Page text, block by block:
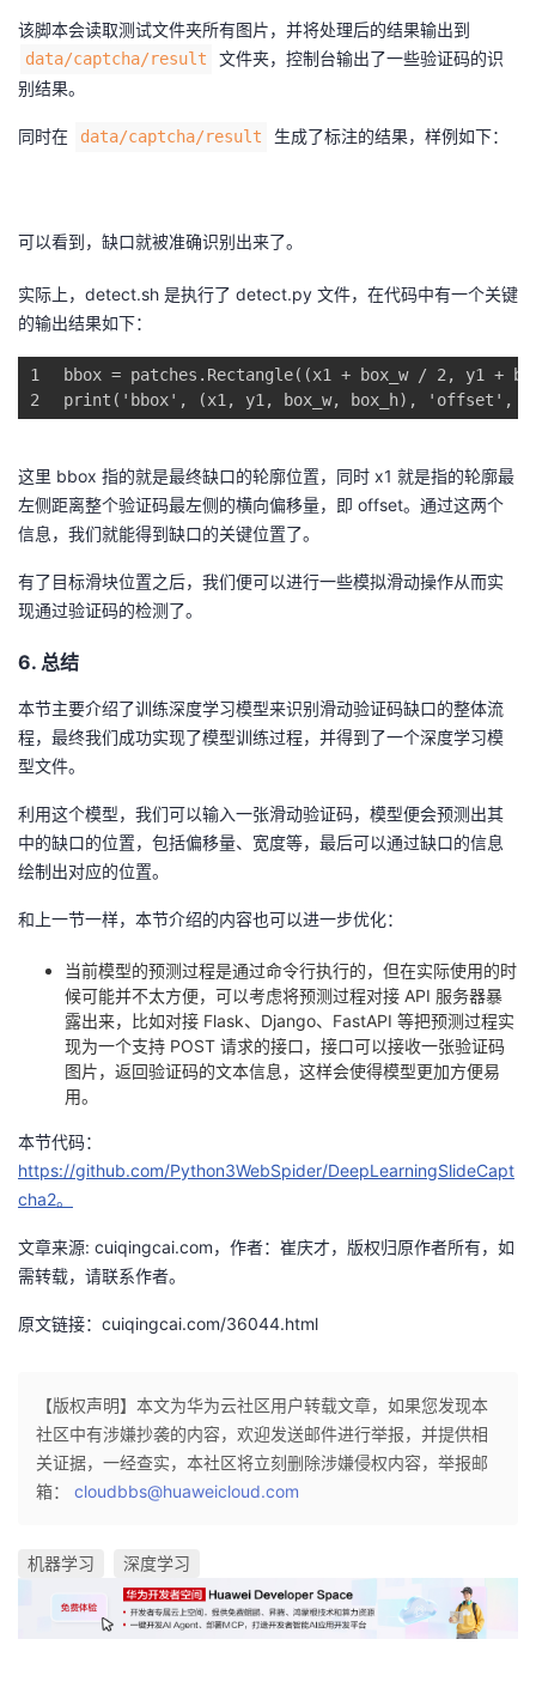
该脚本会读取测试文件夹所有图片，并将处理后的结果输出到
data/captcha/result
文件夹，控制台输出了一些验证码的识
别结果。
同时在 data/captcha/result 生成了标注的结果，样例如下：
可以看到，缺口就被准确识别出来了。
实际上，detect.sh 是执行了 detect.py 文件，在代码中有一个关键
的输出结果如下：
1
2
bbox = patches.Rectangle((x1 + box_w / 2 , y1 +
print( 'bbox' , (x1, y1, box_w, box_h), 'offset' ,
这里 bbox 指的就是最终缺口的轮廓位置，同时 x1 就是指的轮廓最
左侧距离整个验证码最左侧的横向偏移量，即 offset。通过这两个
信息，我们就能得到缺口的关键位置了。
有了目标滑块位置之后，我们便可以进行一些模拟滑动操作从而实
现通过验证码的检测了。
6. 总结
本节主要介绍了训练深度学习模型来识别滑动验证码缺口的整体流
程，最终我们成功实现了模型训练过程，并得到了一个深度学习模
型文件。
利用这个模型，我们可以输入一张滑动验证码，模型便会预测出其
中的缺口的位置，包括偏移量、宽度等，最后可以通过缺口的信息
绘制出对应的位置。
和上一节一样，本节介绍的内容也可以进一步优化：
当前模型的预测过程是通过命令行执行的，但在实际使用的时
候可能并不太方便，可以考虑将预测过程对接 API 服务器暴
露出来，比如对接 Flask、Django、FastAPI 等把预测过程实
现为一个支持 POST 请求的接口，接口可以接收一张验证码
图片，返回验证码的文本信息，这样会使得模型更加方便易
用。
本节代码：
https://github.com/Python3WebSpider/DeepLearningSlideCapt
cha2。
文章来源: cuiqingcai.com，作者：崔庆才，版权归原作者所有，如
需转载，请联系作者。
原文链接：cuiqingcai.com/36044.html
【版权声明】本文为华为云社区用户转载文章，如果您发现本
社区中有涉嫌抄袭的内容，欢迎发送邮件进行举报，并提供相
关证据，一经查实，本社区将立刻删除涉嫌侵权内容，举报邮
箱： cloudbbs@huaweicloud.com
机器学习 深度学习